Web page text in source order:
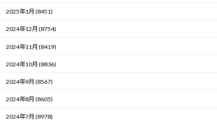
2025年1月 (8451)
2024年12月 (8754)
2024年11月 (8419)
2024年10月 (8836)
2024年9月 (8567)
2024年8月 (8605)
2024年7月 (8978)